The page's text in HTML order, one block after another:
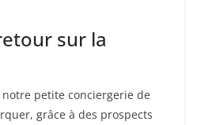
sur la
notre petite conciergerie de
grâce à des prospects